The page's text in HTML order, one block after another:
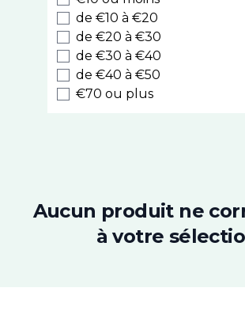
Arkopharma
Laboratoires du Dr J.
Iphym
Cinq sur Cinq
PhytoResearch
Nutrisanté
Densmore
Chondrostéo
de €10 à €20
de €20 à €30
de €30 à €40
de €40 à €50
€70 ou plus
Aucun produit ne
à votre